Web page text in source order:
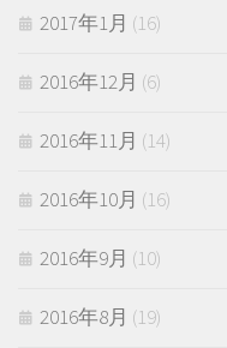
2017年1月 (16)
2016年12月 (6)
2016年11月 (14)
2016年10月 (16)
2016年9月 (10)
2016年8月 (19)